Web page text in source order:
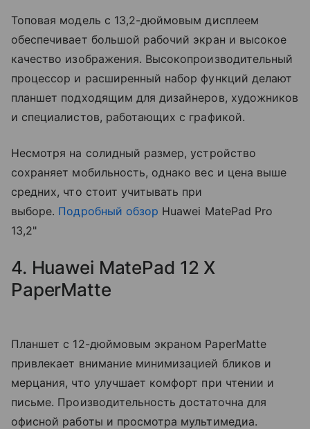
Топовая модель с 13,2-дюймовым дисплеем
обеспечивает большой рабочий экран и высокое
качество изображения. Высокопроизводительный
процессор и расширенный набор функций делают
планшет подходящим для дизайнеров, художников
и специалистов, работающих с графикой.
Несмотря на солидный размер, устройство
сохраняет мобильность, однако вес и цена выше
средних, что стоит учитывать при
выборе. Подробный обзор Huawei MatePad Pro
13,2"
4. Huawei MatePad 12 X
PaperMatte
Планшет с 12-дюймовым экраном PaperMatte
привлекает внимание минимизацией бликов и
мерцания, что улучшает комфорт при чтении и
письме. Производительность достаточна для
офисной работы и просмотра мультимедиа.